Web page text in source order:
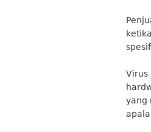
Virus
yang